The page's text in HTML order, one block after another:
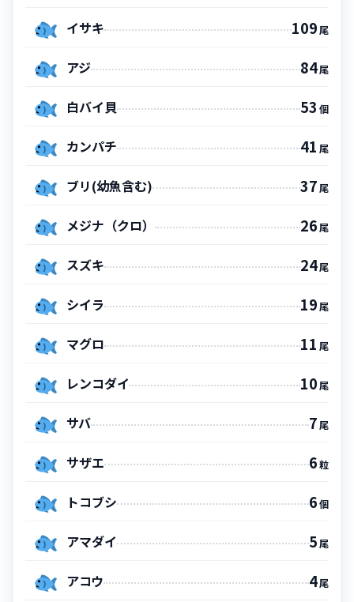
イサキ 109尾
アジ 84尾
白バイ貝 53 個
カンパチ 41 尾
ブリ(幼魚含む) 37尾
メジナ（クロ） 26尾
スズキ 24尾
シイラ 19尾
マグロ 11 尾
レンコダイ 10尾
サバ 7尾
サザエ 6粒
トコブシ 6個
アマダイ 5尾
アコウ 4尾